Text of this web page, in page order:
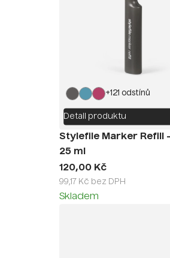
+121 odstínů
Detail produktu
Stylefile Marker Refill
25 ml
120,00 Kč
99,17 Kč bez DPH
Skladem